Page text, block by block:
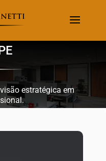
estratégica em